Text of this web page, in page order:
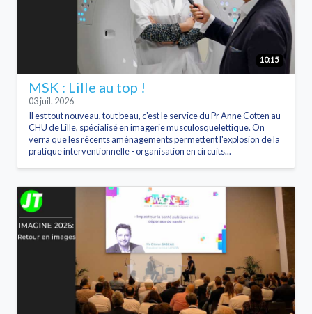
10:15
MSK : Lille au top !
03 juil. 2026
Il est tout nouveau, tout beau, c'est le service du Pr Anne Cotten au
CHU de Lille, spécialisé en imagerie musculosquelettique. On
verra que les récents aménagements permettent l'explosion de la
pratique interventionnelle - organisation en circuits...